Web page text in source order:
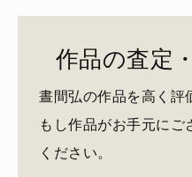
作品の査定
晝間弘の作品を高く評
もし作品がお手元にご
ください。